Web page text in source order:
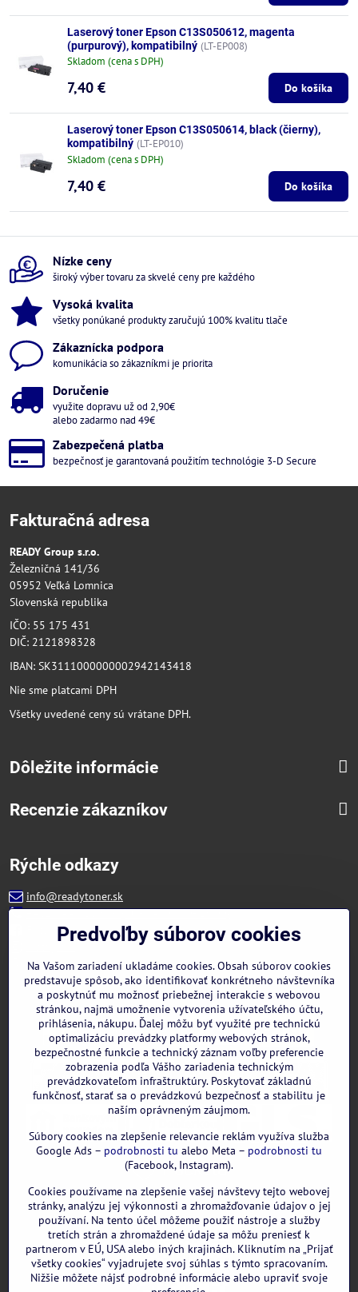
Laserový toner Epson C13S050612, magenta
(purpurový), kompatibilný (LT-EP008)
Skladom (cena s DPH)
7,40 € Do košíka
Laserový toner Epson C13S050614, black (čierny),
kompatibilný (LT-EP010)
Skladom (cena s DPH)
7,40 € Do košíka
Nízke ceny
široký výber tovaru za skvelé ceny pre každého
Vysoká kvalita
všetky ponúkané produkty zaručujú 100% kvalitu tlače
Zákaznícka podpora
komunikácia so zákazníkmi je priorita
Doručenie
využite dopravu už od 2,90€
alebo zadarmo nad 49€
Zabezpečená platba
bezpečnosť je garantovaná použitím technológie 3-D Secure
Fakturačná adresa
READY Group s.r.o.
Železničná 141/36
05952 Veľká Lomnica
Slovenská republika
IČO: 55 175 431
DIČ: 2121898328
IBAN: SK3111000000002942143418
Nie sme platcami DPH
Všetky uvedené ceny sú vrátane DPH.
Dôležite informácie
Recenzie zákazníkov
Rýchle odkazy
info@readytoner.sk
+421 944 322 536 (PO-PIA: 09:00- 15:00)
Facebook
WhatsApp
GOOGLE recenzie:
Predvoľby súborov cookies
Na Vašom zariadení ukladáme cookies. Obsah súborov cookies
predstavuje spôsob, ako identifikovať konkrétneho návštevníka
a poskytnúť mu možnosť priebežnej interakcie s webovou
stránkou, najmä umožnenie vytvorenia užívateľského účtu,
prihlásenia, nákupu. Ďalej môžu byť využité pre technickú
optimalizáciu prevádzky platformy webových stránok,
bezpečnostné funkcie a technický záznam voľby preferencie
zobrazenia podľa Vášho zariadenia technickým
prevádzkovateľom infraštruktúry. Poskytovať základnú
funkčnosť, starať sa o prevádzkovú bezpečnosť a stabilitu je
naším oprávneným záujmom.
Súbory cookies na zlepšenie relevancie reklám využíva služba
Google Ads – podrobnosti tu alebo Meta – podrobnosti tu
(Facebook, Instagram).
Cookies používame na zlepšenie vašej návštevy tejto webovej
stránky, analýzu jej výkonnosti a zhromažďovanie údajov o jej
používaní. Na tento účel môžeme použiť nástroje a služby
tretích strán a zhromaždené údaje sa môžu preniesť k
partnerom v EÚ, USA alebo iných krajinách. Kliknutím na „Prijať
všetky cookies“ vyjadrujete svoj súhlas s týmto spracovaním.
Nižšie môžete nájsť podrobné informácie alebo upraviť svoje